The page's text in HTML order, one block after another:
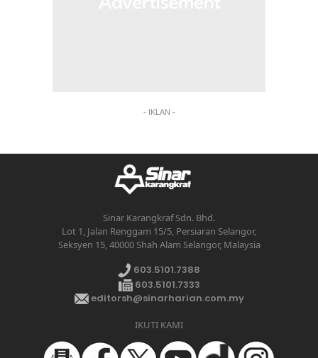
- IKLAN -
Sinar Karangkraf Sdn. Bhd.
Lot 1, Jalan Renggam 15/5, Persiaran Selangor,
Seksyen 15, 40000 Shah Alam Selangor, Malaysia
603.5101.7388
603.5101.7333
editorsh@sinarharian.com.my
IKUTI KAMI